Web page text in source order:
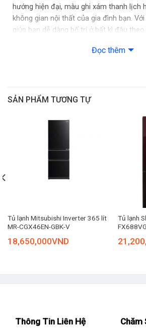
Màu sắc:Ghi đen
hướng hiện đại, màu ghi xám thanh lịch
không gian nội thất của gia đình bạn.
giúp bạn dễ dàng bố trí ở bất kì đâu
thiết yếu cho 2-3 thành viên trong gia
Đọc thêm
SẢN PHẨM TƯƠNG TỰ
Tủ lạnh Mitsubishi Inverter 365 lít
MR-CGX46EN-GBK-V
18,650,000VND
Tủ lạnh
Thông Tin Liên Hệ Chăm